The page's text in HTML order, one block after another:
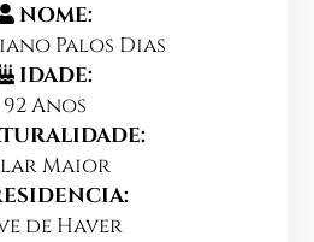
NOME:
Palos Dias
IDADE:
92 Anos
Maior
de Haver